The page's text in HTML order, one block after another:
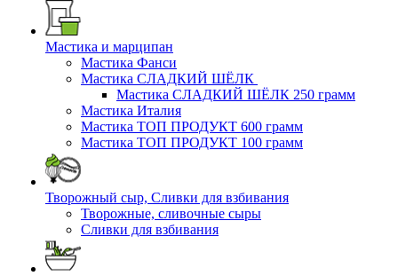
Мастика и марципан
Мастика Фанси
Мастика СЛАДКИЙ ШЁЛК
Мастика СЛАДКИЙ ШЁЛК 250 грамм
Мастика Италия
Мастика ТОП ПРОДУКТ 600 грамм
Мастика ТОП ПРОДУКТ 100 грамм
Творожный сыр, Сливки для взбивания
Творожные, сливочные сыры
Сливки для взбивания